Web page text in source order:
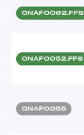
ONAF0062.FFS
ONAF0052.FFS
ONAF0055